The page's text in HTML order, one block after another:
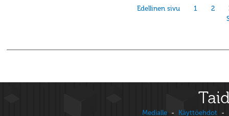
Edellinen sivu 1 2
Medialle - Käyttöehdot -